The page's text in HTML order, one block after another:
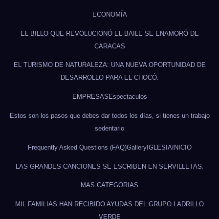
ECONOMÍA
EL BILLO QUE REVOLUCIONÓ EL BAILE SE ENAMORÓ DE
CARACAS
EL TURISMO DE NATURALEZA: UNA NUEVA OPORTUNIDAD DE
DESARROLLO PARA EL CHOCÓ.
EMPRESAS Espectaculos
Estos son los pasos que debes dar todos los días, si tienes un trabajo
sedentario
Frequently Asked Questions (FAQ)GalleryIGLESIA INICIO
LAS GRANDES CANCIONES SE ESCRIBEN EN SERVILLETAS.
MAS CATEGORIAS
MIL FAMILIAS HAN RECIBIDO AYUDAS DEL GRUPO LADRILLO
VERDE